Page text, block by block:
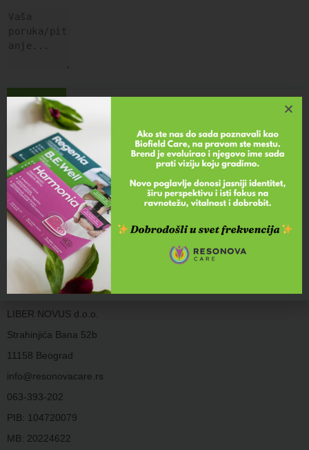
FLASTERI SA FREKVENCIJAMA
Flasteri sa frekvencijama podstiču energetsku, emocionalnu
i hormonsku ravnotežu organizma, osećaj unutrašnjeg mira,
proces samoisceljenja i regeneracije tela na prirodan način,
bez neželjenih efekata.
KONTAKT
LIBER NOVUS d.o.o.
Strahinjića Bana 52b
11158 Beograd
info@resonovacare.rs
063-393-202
PIB: 104720079
MB: 20224622